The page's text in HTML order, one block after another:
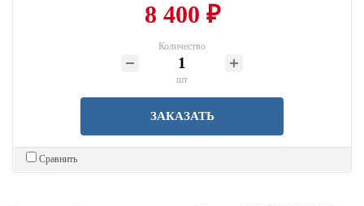
8 400 ₽
Количество
шт
ЗАКАЗАТЬ
Сравнить